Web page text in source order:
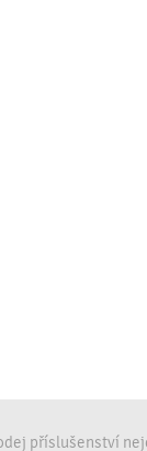
příslušenství